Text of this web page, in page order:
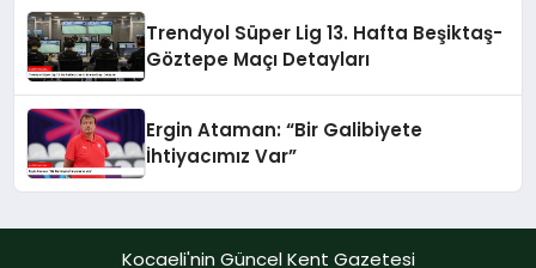
Trendyol Süper Lig 13. Hafta Beşiktaş-
Göztepe Maçı Detayları
Ergin Ataman: “Bir Galibiyete
İhtiyacımız Var”
Kocaeli'nin Güncel Kent Gazetesi